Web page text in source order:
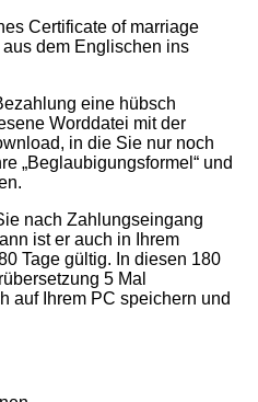
Certificate of marriage
dem Englischen ins
eine hübsch
Worddatei mit der
in die Sie nur noch
„Beglaubigungsformel“ und
nach Zahlungseingang
ist er auch in Ihrem
Tage gültig. In diesen 180
5 Mal
auf Ihrem PC speichern und